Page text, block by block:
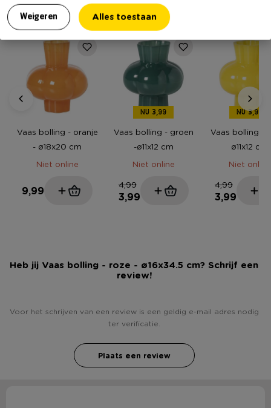
Weigeren Alles toestaan
MEER UIT DEZE SERIE
Vaas bolling - oranje
- ø18x20 cm
Niet online
9,99
NU 3,99
Vaas bolling - groen
-ø11x12 cm
Niet online
4,99
3,99
NU 3,99
Vaas bolling -
ø11x12 cm
Niet online
4,99
3,99
Heb jij Vaas bolling - roze - ø16x34.5 cm? Schrijf een
review!
Voor het schrijven van een review is een geldig e-mail adres nodig
ter verificatie.
Plaats een review